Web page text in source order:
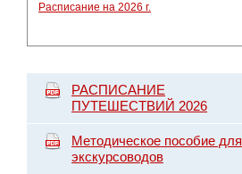
Расписание на 2026 г.
РАСПИСАНИЕ
ПУТЕШЕСТВИЙ 2026
Методическое пособие для
экскурсоводов